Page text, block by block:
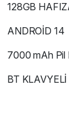
128GB
ANDROİD 14
7000 mAh Pil
BT